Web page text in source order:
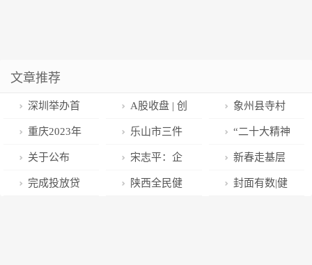
文章推荐
深圳举办首
届金融产业专
场招商推介会
A股收盘 | 创
业板指跌
1.13% 煤炭开
采加工板块逆
象州县寺村
镇：党建引领
+“四抓”工作法
发展壮大集体
重庆2023年
“抓项目促投
资”专项行动启
乐山市三件
地标入选
“2022年度天
“二十大精神
进国企”融媒行
动正式开启
关于公布
2023年工业企
宋志平：企
业文化的竞争
新春走基层
丨“谋划＋实
完成投放贷 陕西全民健 封面有数|健